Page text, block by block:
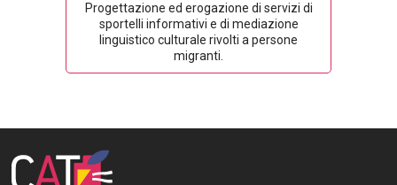
Progettazione ed erogazione di servizi di
sportelli informativi e di mediazione
linguistico culturale rivolti a persone
migranti.